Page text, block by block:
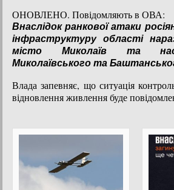
ОНОВЛЕНО. Повідомляють в ОВА:
Внаслідок ранкової атаки
інфраструктуру області
місто Миколаїв та
Миколаївського та
Влада запевняє, що ситуація
відновлення живлення буде